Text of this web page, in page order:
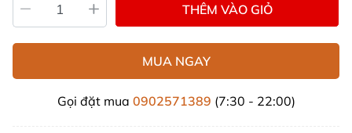
THÊM VÀO GIỎ
MUA NGAY
Gọi đặt mua 0902571389 (7:30 - 22:00)